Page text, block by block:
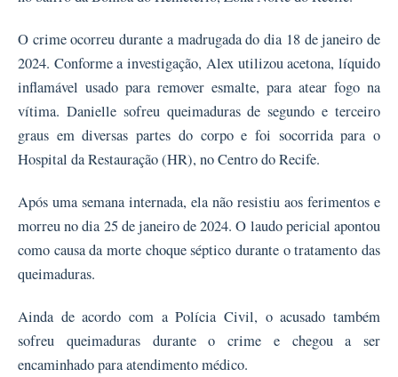
O crime ocorreu durante a madrugada do dia 18 de janeiro de
2024. Conforme a investigação, Alex utilizou acetona, líquido
inflamável usado para remover esmalte, para atear fogo na
vítima. Danielle sofreu queimaduras de segundo e terceiro
graus em diversas partes do corpo e foi socorrida para o
Hospital da Restauração (HR), no Centro do Recife.
Após uma semana internada, ela não resistiu aos ferimentos e
morreu no dia 25 de janeiro de 2024. O laudo pericial apontou
como causa da morte choque séptico durante o tratamento das
queimaduras.
Ainda de acordo com a Polícia Civil, o acusado também
sofreu queimaduras durante o crime e chegou a ser
encaminhado para atendimento médico.